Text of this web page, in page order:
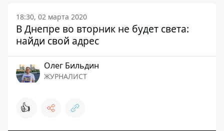
18:30, 02 марта 2020
В Днепре во вторник не будет света:
найди свой адрес
Олег Бильдин
ЖУРНАЛИСТ
👍